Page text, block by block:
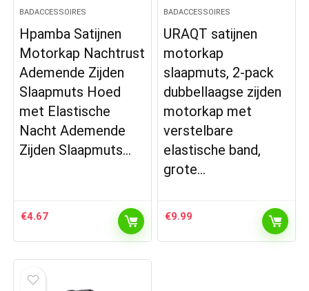
BADACCESSOIRES
Hpamba Satijnen
Motorkap Nachtrust
Ademende Zijden
Slaapmuts Hoed
met Elastische
Nacht Ademende
Zijden Slaapmuts…
€4.67
BADACCESSOIRES
URAQT satijnen
motorkap
slaapmuts, 2-pack
dubbellaagse zijden
motorkap met
verstelbare
elastische band,
grote…
€9.99